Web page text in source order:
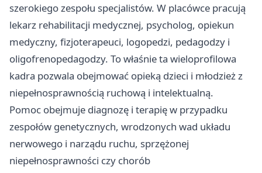
szerokiego zespołu specjalistów. W placówce pracują
lekarz rehabilitacji medycznej, psycholog, opiekun
medyczny, fizjoterapeuci, logopedzi, pedagodzy i
oligofrenopedagodzy. To właśnie ta wieloprofilowa
kadra pozwala obejmować opieką dzieci i młodzież z
niepełnosprawnością ruchową i intelektualną.
Pomoc obejmuje diagnozę i terapię w przypadku
zespołów genetycznych, wrodzonych wad układu
nerwowego i narządu ruchu, sprzężonej
niepełnosprawności czy chorób